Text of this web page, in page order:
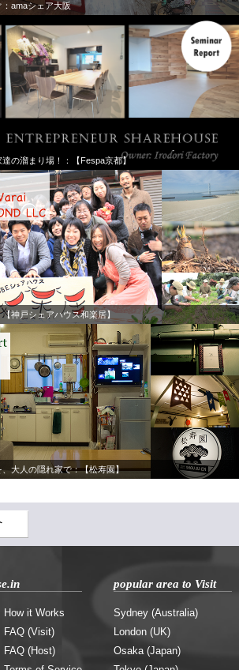
amaシェア大阪
の溜まり場！：【Fespa京都】
神戸シェアハウス和楽居】
大人の隠れ家で：【松寿園】
How it Works
FAQ (Visit)
FAQ (Host)
popular area to Visit
Sydney (Australia)
London (UK)
Osaka (Japan)